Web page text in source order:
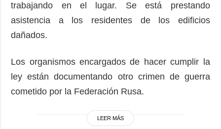
trabajando en el lugar. Se está prestando
asistencia a los residentes de los edificios
dañados.
Los organismos encargados de hacer cumplir la
ley están documentando otro crimen de guerra
cometido por la Federación Rusa.
LEER MÁS